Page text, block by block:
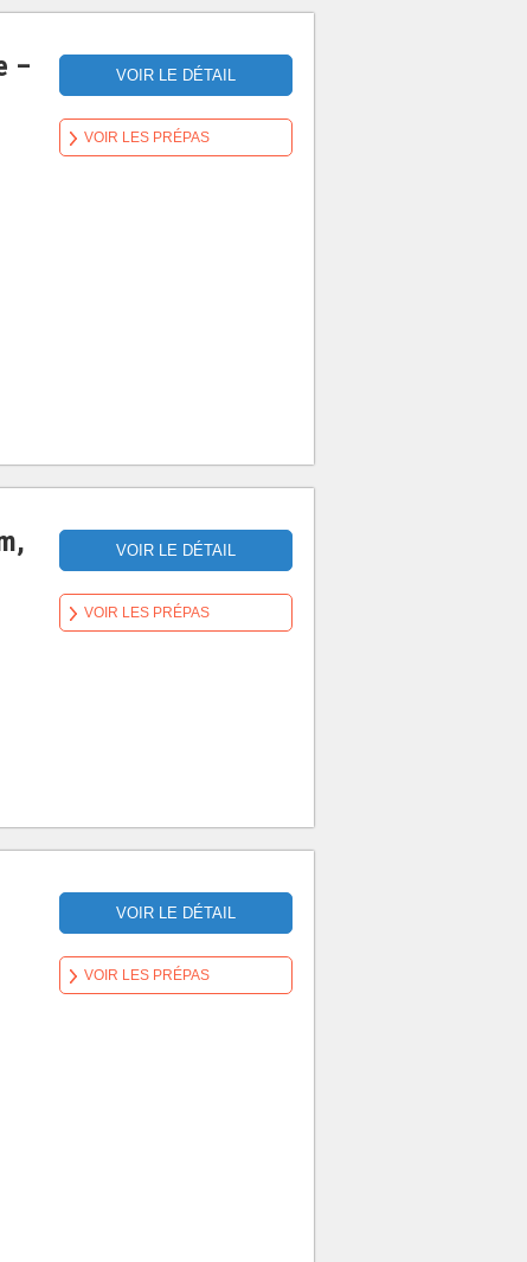
–
VOIR LE DÉTAIL
VOIR LES PRÉPAS
VOIR LE DÉTAIL
VOIR LES PRÉPAS
VOIR LE DÉTAIL
VOIR LES PRÉPAS